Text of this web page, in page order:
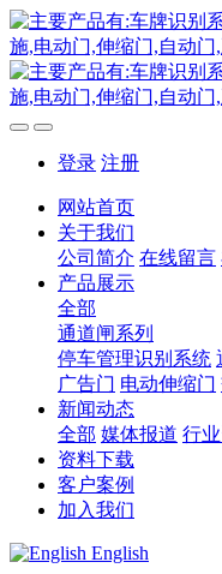
登录 注册
网站首页
关于我们
公司简介 在线留言
产品展示
全部
通道闸系列
停车管理识别系统
广告门 电动伸缩门
新闻动态
全部 媒体报道 行
资料下载
客户案例
加入我们
English